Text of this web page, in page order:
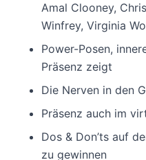
Amal Clooney,
Winfrey, Virginia
Power-Posen,
Präsenz zeigt
Die Nerven in den
Präsenz auch im
Dos & Don’ts auf
zu gewinnen